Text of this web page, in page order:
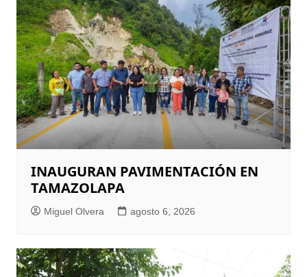
INAUGURAN PAVIMENTACIÓN EN
TAMAZOLAPA
Miguel Olvera agosto 6, 2026